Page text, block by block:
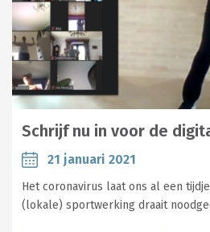
Schrijf nu in voor de
21 januari 2021
Het coronavirus laat ons al een
(lokale) sportwerking draait